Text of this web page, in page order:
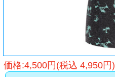
価格:4,500円(税込 4,950円)